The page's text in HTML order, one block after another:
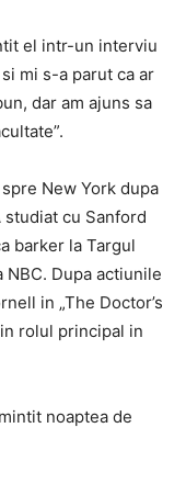
el intr-un interviu
mi s-a parut ca ar
dar am ajuns sa
New York dupa
cu Sanford
barker la Targul
Dupa actiunile
in „The Doctor’s
rolul principal in
noaptea de